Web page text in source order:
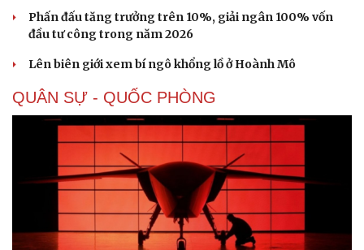
Phấn đấu tăng trưởng trên 10%, giải ngân 100% vốn
đầu tư công trong năm 2026
Lên biên giới xem bí ngô khổng lồ ở Hoành Mô
QUÂN SỰ - QUỐC PHÒNG